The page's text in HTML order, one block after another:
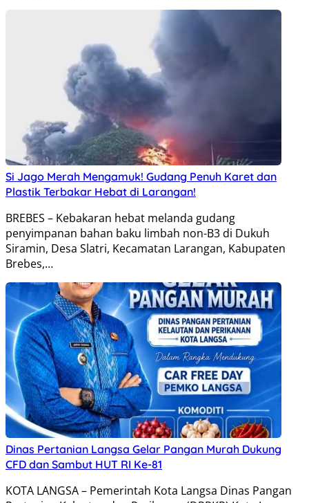
Si Jago Merah Mengamuk! Gudang Penuh Karet dan
Plastik Terbakar Hebat di Larangan!
BREBES – Kebakaran hebat melanda gudang
penyimpanan bahan baku limbah non-B3 di Dukuh
Siramin, Desa Slatri, Kecamatan Larangan, Kabupaten
Brebes,…
Dinas Pertanian Langsa Gelar Pangan Murah Dukung
CFD dan Sambut HUT RI Ke-81
KOTA LANGSA – Pemerintah Kota Langsa Dinas Pangan